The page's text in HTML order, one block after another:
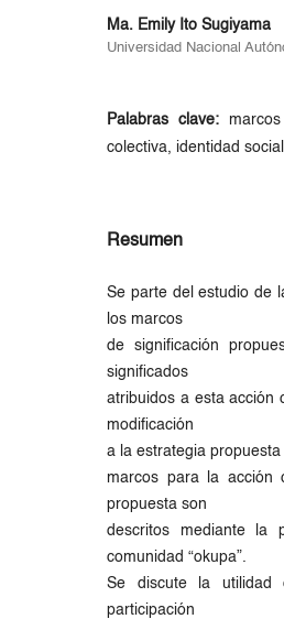
Ma. Emily Ito Sugiyama
Universidad Nacional
Palabras clave:
colectiva, identidad social
Resumen
Se parte del estudio de
los marcos
de significación
significados
atribuidos a esta acción
modificación
a la estrategia
marcos para la acción
propuesta son
descritos mediante la
comunidad “okupa”.
Se discute la utilidad
participación